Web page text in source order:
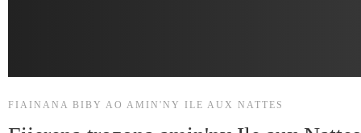
FIAINANA BIBY AO AMIN'NY ILE AUX NATTES